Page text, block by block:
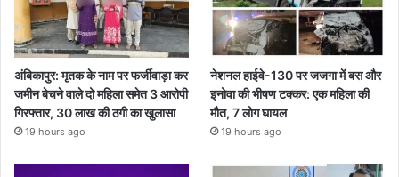
अंबिकापुर: मृतक के नाम पर फर्जीवाड़ा कर
जमीन बेचने वाले दो महिला समेत 3 आरोपी
गिरफ्तार, 30 लाख की ठगी का खुलासा
19 hours ago
नेशनल हाईवे-130 पर जजगा में बस और
इनोवा की भीषण टक्कर: एक महिला की
मौत, 7 लोग घायल
19 hours ago